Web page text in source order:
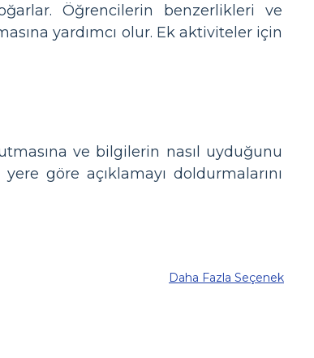
Öğrencilerin benzerlikleri ve
yardımcı olur. Ek aktiviteler için
ve bilgilerin nasıl uyduğunu
göre açıklamayı doldurmalarını
Daha Fazla Seçenek